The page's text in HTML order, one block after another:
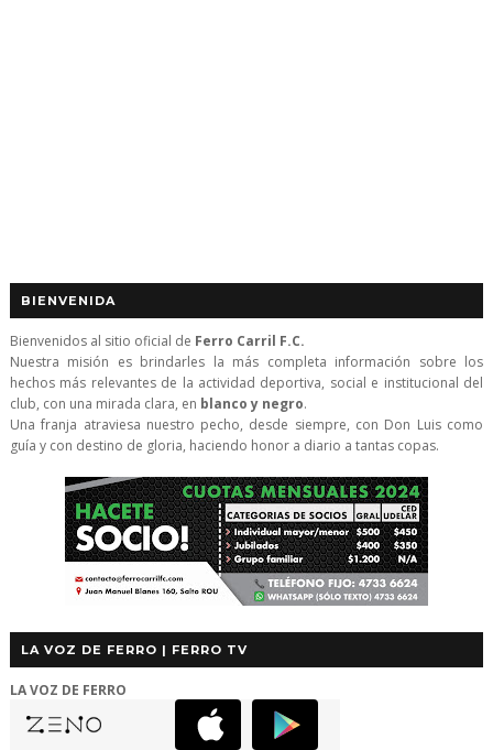
BIENVENIDA
Bienvenidos al sitio oficial de Ferro Carril F.C.
Nuestra misión es brindarles la más completa información sobre los
hechos más relevantes de la actividad deportiva, social e institucional del
club, con una mirada clara, en blanco y negro.
Una franja atraviesa nuestro pecho, desde siempre, con Don Luis como
guía y con destino de gloria, haciendo honor a diario a tantas copas.
LA VOZ DE FERRO | FERRO TV
LA VOZ DE FERRO